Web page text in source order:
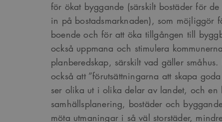
för ökat byggande (särskilt bostäder för
in på bostadsmarknaden), som möjliggör
boende och för att öka tillgången till
också uppmana och stimulera
planberedskap, särskilt vad gäller
också att ”förutsättningarna att skapa
ser olika ut i olika delar av landet, och
samhällsplanering, bostäder och
möta utmaningar i så väl storstäder,